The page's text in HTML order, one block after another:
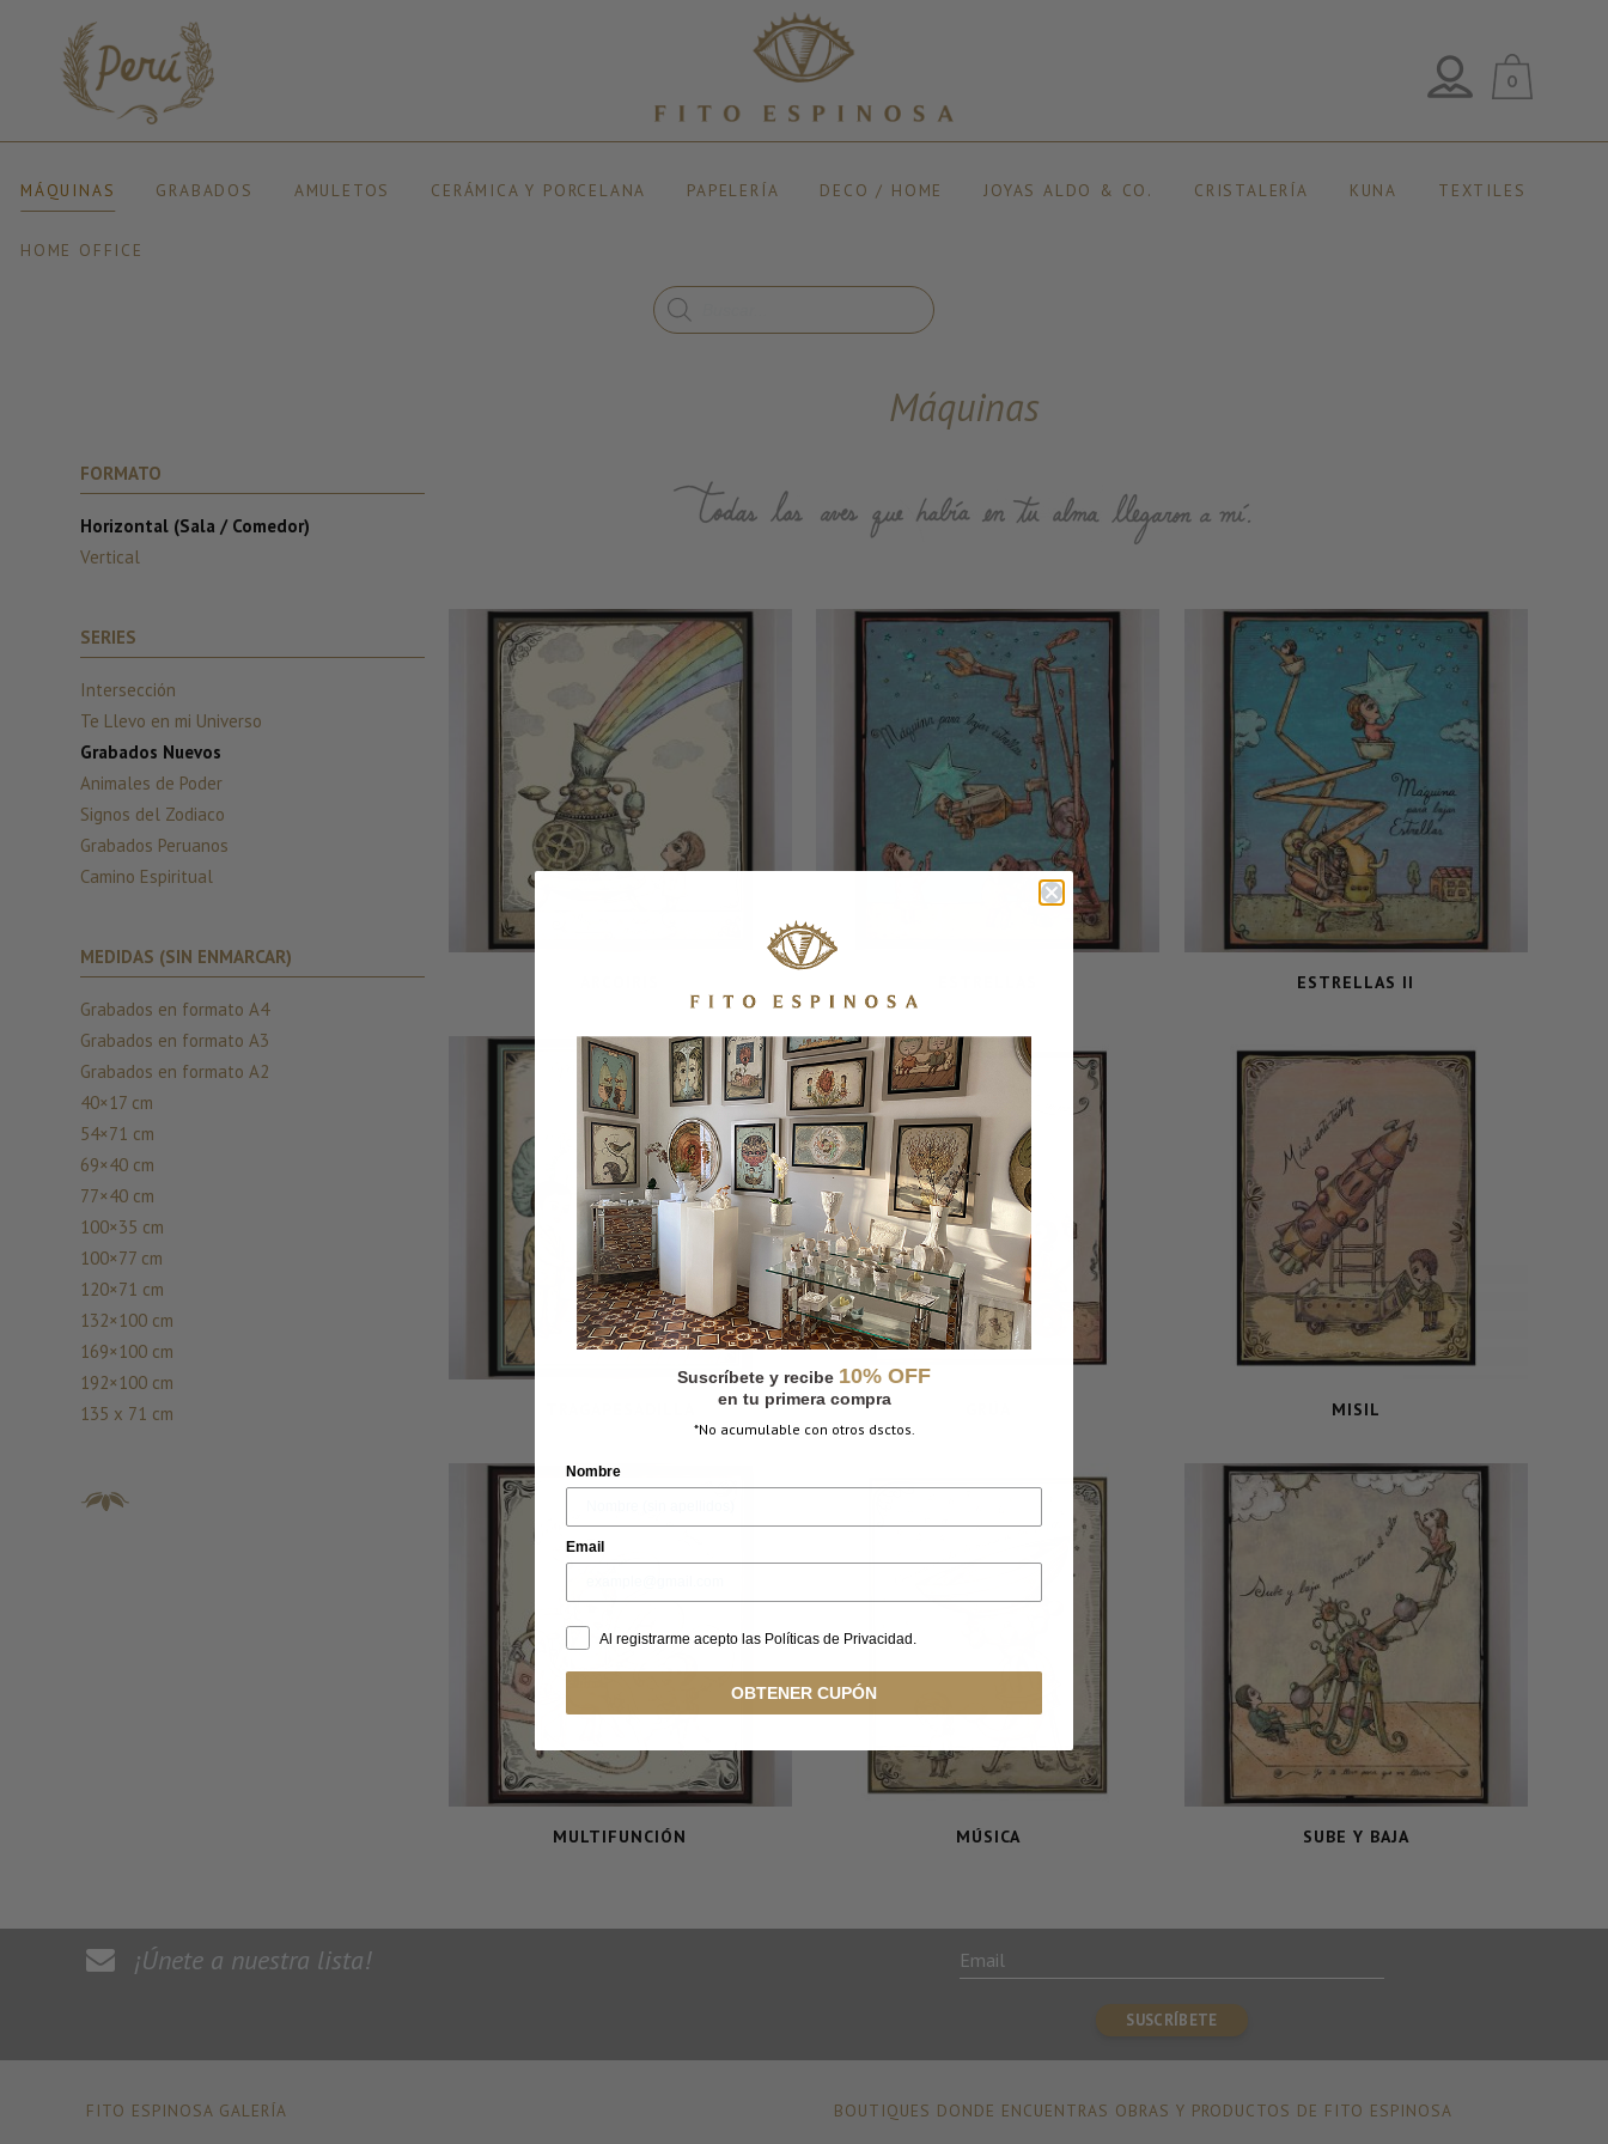
0
MÁQUINAS GRABADOS AMULETOS CERÁMICA Y PORCELANA PAPELERÍA DECO / HOME JOYAS ALDO & CO. CRISTALERÍA KUNA TEXTILES
HOME OFFICE
Máquinas
FORMATO
Horizontal (Sala / Comedor)
Vertical
SERIES
Intersección
Te Llevo en mi Universo
Grabados Nuevos
Animales de Poder
Signos del Zodiaco
Grabados Peruanos
Camino Espiritual
MEDIDAS (SIN ENMARCAR)
Grabados en formato A4
Grabados en formato A3
Grabados en formato A2
40×17 cm
54×71 cm
69×40 cm
77×40 cm
100×35 cm
100×77 cm
120×71 cm
132×100 cm
169×100 cm
192×100 cm
135 x 71 cm
ESTRELLAS II
MISIL
MULTIFUNCIÓN MÚSICA SUBE Y BAJA
¡Únete a nuestra lista!
FITO ESPINOSA GALERÍA BOUTIQUES DONDE ENCUENTRAS OBRAS Y PRODUCTOS DE FITO ESPINOSA
Suscríbete y recibe 10% OFF
en tu primera compra
*No acumulable con otros dsctos.
Nombre
Email
Al registrarme acepto las Políticas de Privacidad.
OBTENER CUPÓN